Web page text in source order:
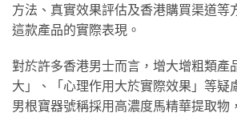
方法、真實效果評估及香港購買渠道等
這款產品的實際表現。
對於許多香港男士而言，增大增粗類產
大」、「心理作用大於實際效果」等疑
男根寶器號稱採用高濃度馬精華提取物